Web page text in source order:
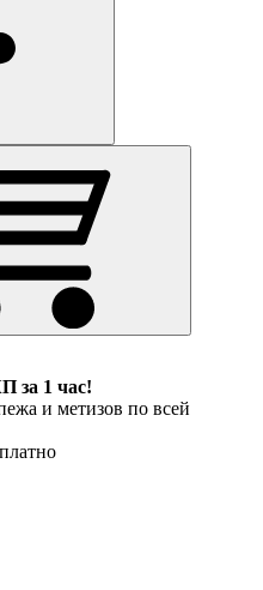
за 1 час!
и метизов по всей